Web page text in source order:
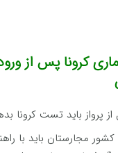
کرونا پس از
کشور مجارستان باید با